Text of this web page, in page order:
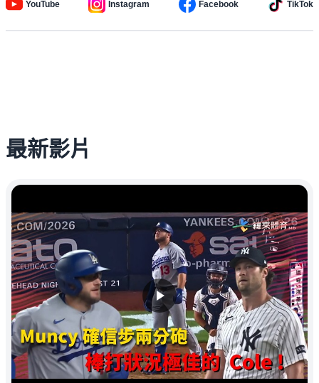
YouTube Instagram Facebook TikTok
最新影片